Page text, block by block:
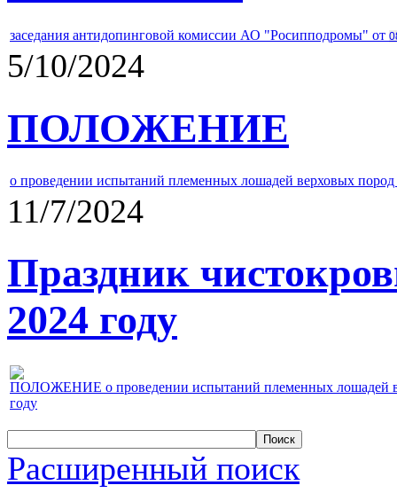
заседания антидопинговой комиссии АО "Росипподромы" от
5/10/2024
ПОЛОЖЕНИЕ
о проведении испытаний племенных лошадей верховых
11/7/2024
Праздник
2024 году
ПОЛОЖЕНИЕ о проведении испытаний племенных лошадей
году
Расширенный поиск